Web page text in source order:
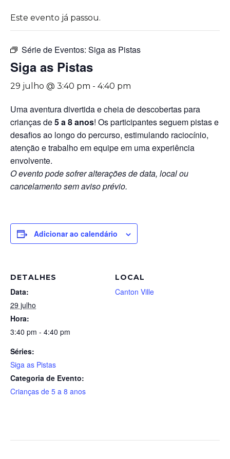
Este evento já passou.
Série de Eventos: Siga as Pistas
Siga as Pistas
29 julho @ 3:40 pm - 4:40 pm
Uma aventura divertida e cheia de descobertas para
crianças de5 a 8 anos! Os participantes seguem pistas e
desafios ao longo do percurso, estimulando raciocínio,
atenção e trabalho em equipe em uma experiência
envolvente.
O evento pode sofrer alterações de data, local ou
cancelamento sem aviso prévio.
Adicionar ao calendário
DETALHES
Data:
29 julho
Hora:
3:40 pm - 4:40 pm
Séries:
Siga as Pistas
Categoria de Evento:
Crianças de 5 a 8 anos
LOCAL
Canton Ville